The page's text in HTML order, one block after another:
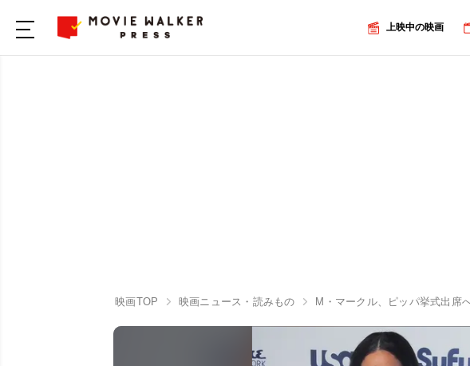
上映中の映画
映画TOP 映画ニュース・読みもの M・マークル、ピッパ挙式出席